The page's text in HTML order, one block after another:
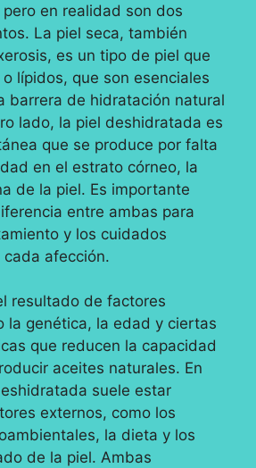
en realidad son dos
La piel seca, también
es un tipo de piel que
lípidos, que son esenciales
barrera de hidratación natural
lado, la piel deshidratada es
que se produce por falta
en el estrato córneo, la
de la piel. Es importante
entre ambas para
y los cuidados
afección.
resultado de factores
la genética, la edad y ciertas
que reducen la capacidad
aceites naturales. En
suele estar
externos, como los
la dieta y los
de la piel. Ambas